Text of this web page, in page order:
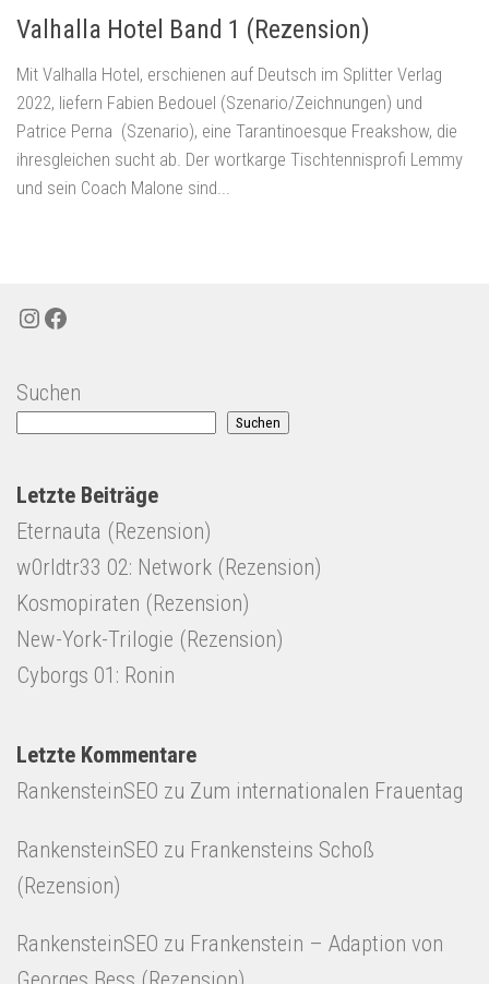
Valhalla Hotel Band 1 (Rezension)
Mit Valhalla Hotel, erschienen auf Deutsch im Splitter Verlag
2022, liefern Fabien Bedouel (Szenario/Zeichnungen) und
Patrice Perna (Szenario), eine Tarantinoesque Freakshow, die
ihresgleichen sucht ab. Der wortkarge Tischtennisprofi Lemmy
und sein Coach Malone sind...
Instagram
Facebook
Suchen
Suchen
Letzte Beiträge
Eternauta (Rezension)
w0rldtr33 02: Network (Rezension)
Kosmopiraten (Rezension)
New-York-Trilogie (Rezension)
Cyborgs 01: Ronin
Letzte Kommentare
RankensteinSEO zu Zum internationalen Frauentag
RankensteinSEO zu Frankensteins Schoß
(Rezension)
RankensteinSEO zu Frankenstein – Adaption von